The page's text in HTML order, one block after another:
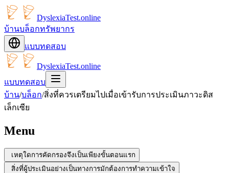
DyslexiaTest.online
บ้านบล็อกทรัพยากร
แบบทดสอบ
DyslexiaTest.online
แบบทดสอบ
บ้าน/บล็อก/สิ่งที่ควรเตรียมไปเมื่อเข้ารับการประเมินภาวะดิส
เล็กเซีย
Menu
เหตุใดการคัดกรองจึงเป็นเพียงขั้นตอนแรก
สิ่งที่ผู้ประเมินอย่างเป็นทางการมักต้องการทำความเข้าใจ